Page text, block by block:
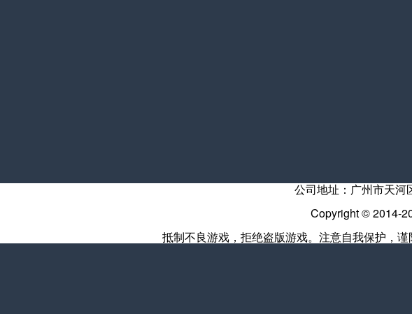
公司地址：广州市天河
Copyright © 2014-
抵制不良游戏，拒绝盗版游戏。注意自我保护，